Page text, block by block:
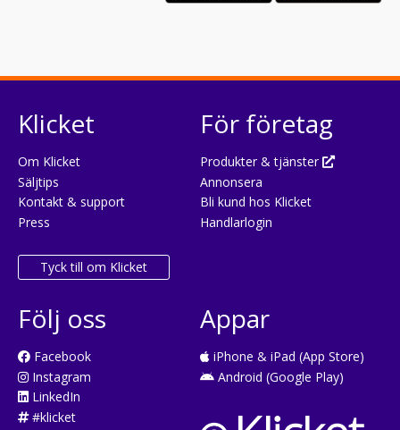
Klicket
Om Klicket
Säljtips
Kontakt & support
Press
Tyck till om Klicket
För företag
Produkter & tjänster
Annonsera
Bli kund hos Klicket
Handlarlogin
Följ oss
Facebook
Instagram
LinkedIn
#klicket
Appar
iPhone & iPad (App Store)
Android (Google Play)